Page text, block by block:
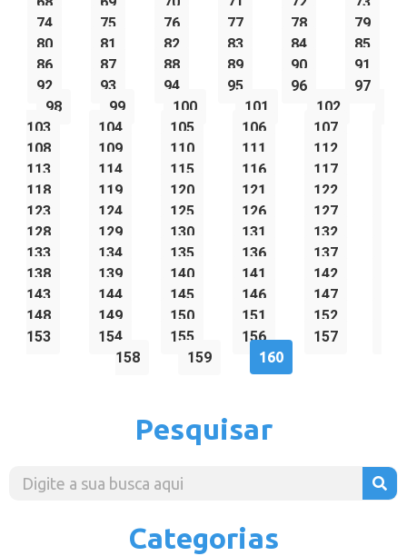
74
75 76 77 78
79
80
81 82 83 84
85
86
87 88 89 90
91
92
93 94 95 96
97
98
99 100 101
102
103
104 105 106
107
108
109 110 111
112
113
114 115 116
117
118
119 120 121
122
123
124 125 126
127
128
129 130 131
132
133
134 135 136
137
138
139 140 141
142
143
144 145 146
147
148
149 150 151
152
153
154 155 156
157
158
159 160
Pesquisar
Categorias